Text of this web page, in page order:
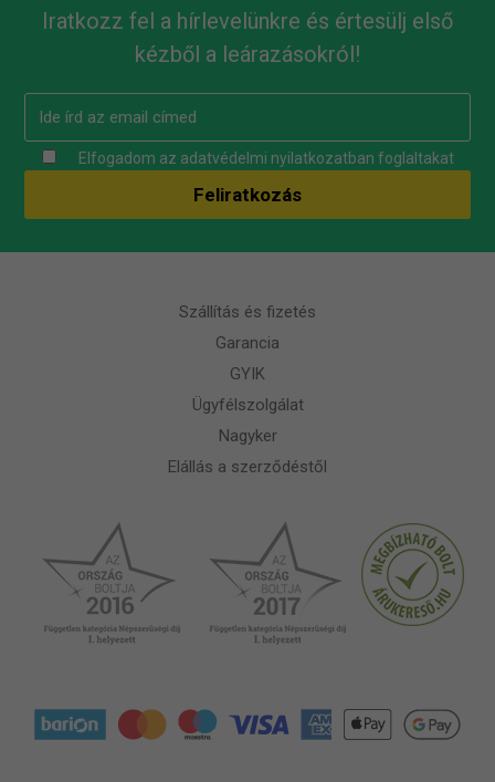
Iratkozz fel a hírlevelünkre és értesülj első
kézből a leárazásokról!
Elfogadom az adatvédelmi nyilatkozatban foglaltakat
Szállítás és fizetés
Garancia
GYIK
Ügyfélszolgálat
Nagyker
Elállás a szerződéstől